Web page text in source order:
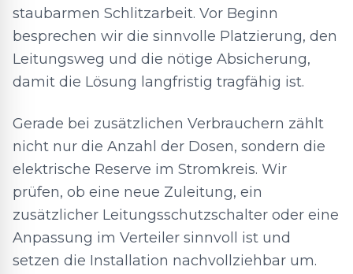
staubarmen Schlitzarbeit. Vor Beginn
besprechen wir die sinnvolle Platzierung, den
Leitungsweg und die nötige Absicherung,
damit die Lösung langfristig tragfähig ist.
Gerade bei zusätzlichen Verbrauchern zählt
nicht nur die Anzahl der Dosen, sondern die
elektrische Reserve im Stromkreis. Wir
prüfen, ob eine neue Zuleitung, ein
zusätzlicher Leitungsschutzschalter oder eine
Anpassung im Verteiler sinnvoll ist und
setzen die Installation nachvollziehbar um.